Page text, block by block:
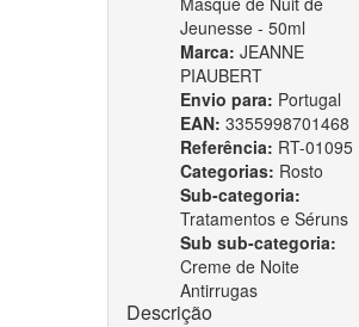
Jeunesse - 50ml
Marca: JEANNE
PIAUBERT
Envio para: Portugal
EAN: 3355998701468
Referência: RT-01095
Categorias: Rosto
Sub-categoria:
Tratamentos e Séruns
Sub sub-categoria:
Creme de Noite
Antirrugas
Descrição